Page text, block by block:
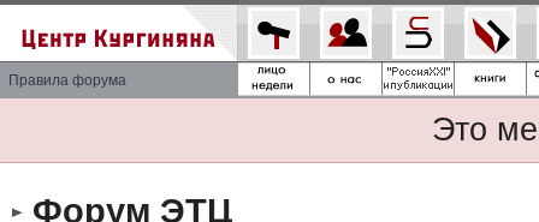
Правила форума
Это
Форум ЭТЦ